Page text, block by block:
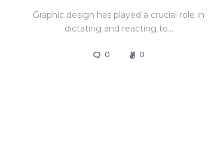
Graphic design has played a crucial role in
dictating and reacting to…
0 0